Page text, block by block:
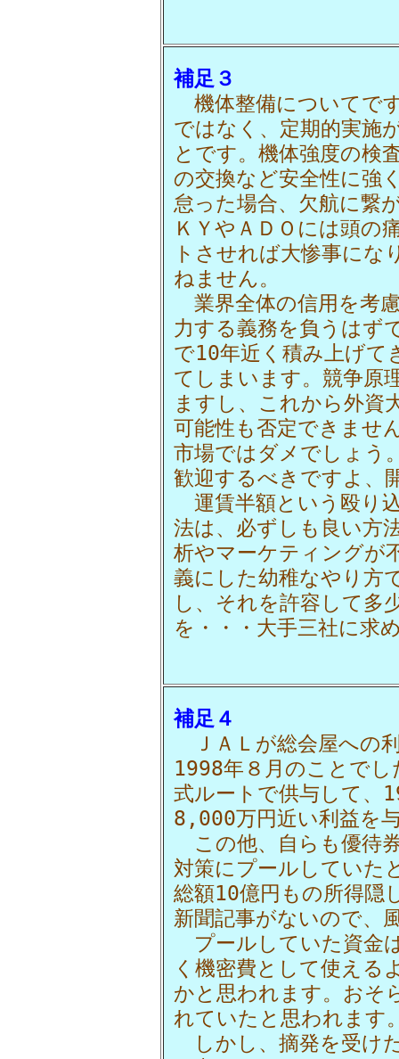
補足３
機体整備についてで
ではなく、定期的実施
とです。機体強度の検
の交換など安全性に強
怠った場合、欠航に繋
ＫＹやＡＤＯには頭の
トさせれば大惨事にな
ねません。
業界全体の信用を考
力する義務を負うはず
で10年近く積み上げて
てしまいます。競争原
ますし、これから外資
可能性も否定できませ
市場ではダメでしょう
歓迎するべきですよ、
運賃半額という殴り
法は、必ずしも良い方
析やマーケティングが
義にした幼稚なやり方
し、それを許容して多
を・・・大手三社に求
補足４
ＪＡＬが総会屋への
1998年８月のことでし
式ルートで供与して、
8,000万円近い利益を
この他、自らも優待
対策にプールしていた
総額10億円もの所得隠
新聞記事がないので、
プールしていた資金
く機密費として使える
かと思われます。おそ
れていたと思われます
しかし、摘発を受け